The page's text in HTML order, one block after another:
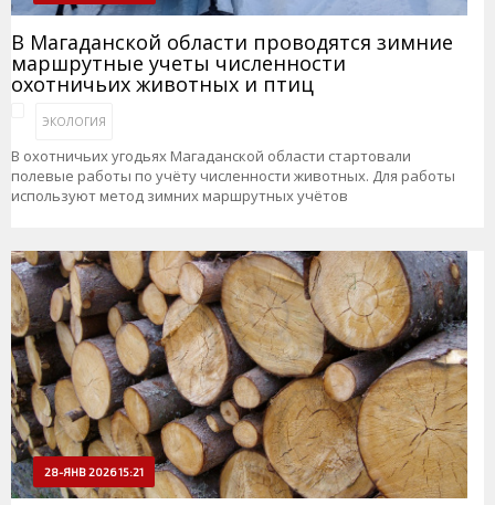
В Магаданской области проводятся зимние
маршрутные учеты численности
охотничьих животных и птиц
ЭКОЛОГИЯ
В охотничьих угодьях Магаданской области стартовали
полевые работы по учёту численности животных. Для работы
используют метод зимних маршрутных учётов
28-ЯНВ 2026 15:21